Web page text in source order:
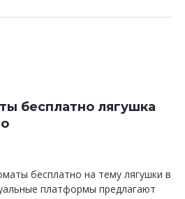
бесплатно лягушка
бесплатно на тему лягушки в
платформы предлагают